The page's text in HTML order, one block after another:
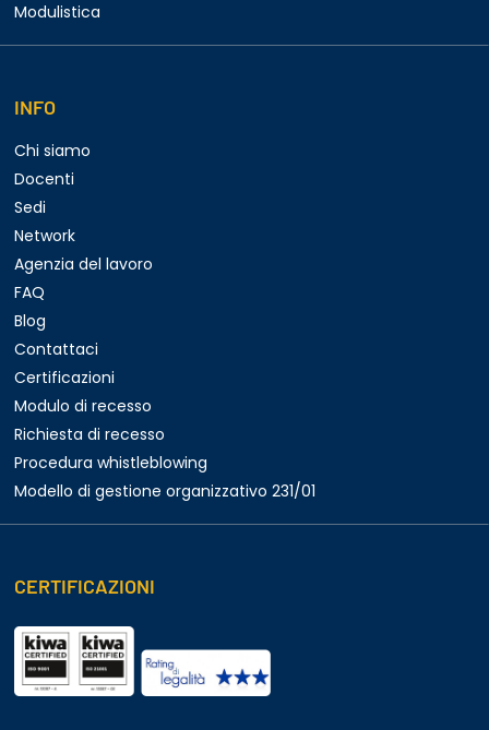
Modulistica
INFO
Chi siamo
Docenti
Sedi
Network
Agenzia del lavoro
FAQ
Blog
Contattaci
Certificazioni
Modulo di recesso
Richiesta di recesso
Procedura whistleblowing
Modello di gestione organizzativo 231/01
CERTIFICAZIONI